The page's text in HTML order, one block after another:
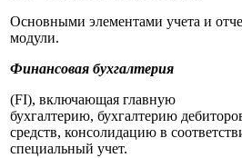
Основными элементами учета и
модули.
Финансовая бухгалтерия
(FI), включающая главную
бухгалтерию, бухгалтерию
средств, консолидацию в
специальный учет.